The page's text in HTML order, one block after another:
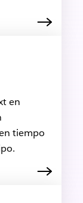
en
tiempo